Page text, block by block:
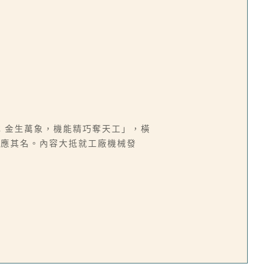
生萬象，機能精巧奪天工」，橫
其名。內容大抵就工廠機械發